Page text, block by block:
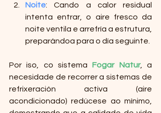
Noite: Cando a calor residual
intenta entrar, o aire fresco da
noite ventila e arrefría a estrutura,
preparándoa para o día seguinte.
Por iso, co sistema Fogar Natur, a
necesidade de recorrer a sistemas de
refrixeración activa (aire
acondicionado) redúcese ao mínimo,